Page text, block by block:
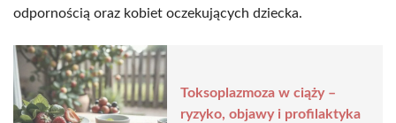
odpornością oraz kobiet oczekujących dziecka.
Toksoplazmoza w ciąży –
ryzyko, objawy i profilaktyka